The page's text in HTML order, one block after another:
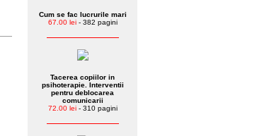
Cum se fac lucrurile mari
67.00 lei- 382 pagini
Tacerea copiilor in
psihoterapie. Interventii
pentru deblocarea
comunicarii
72.00 lei- 310 pagini